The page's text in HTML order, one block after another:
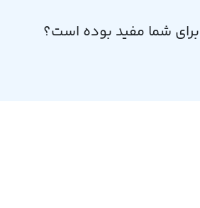
شما مفید بوده است؟